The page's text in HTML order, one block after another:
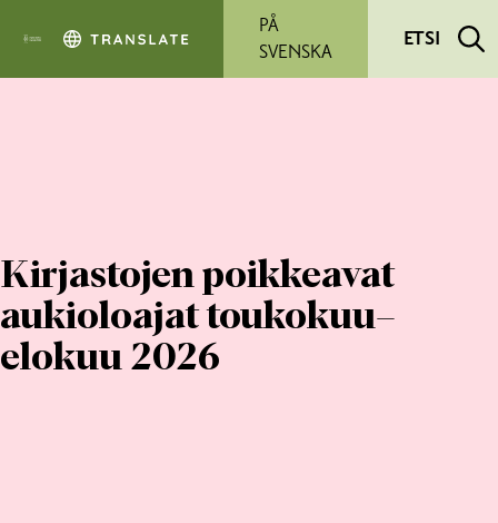
PÅ
SVENSKA
ETSI
Kirjastojen poikkeavat
aukioloajat toukokuu–
elokuu 2026